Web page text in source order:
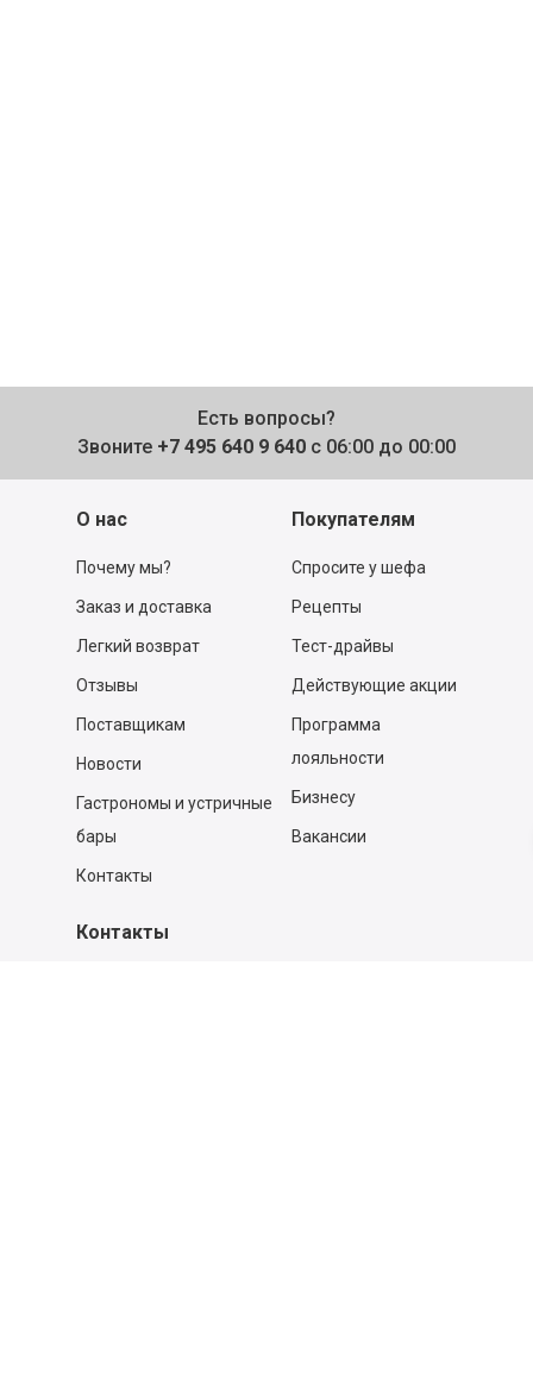
Есть вопросы?
Звоните +7 495 640 9 640 с 06:00 до 00:00
О нас
Почему мы?
Заказ и доставка
Легкий возврат
Отзывы
Поставщикам
Новости
Гастрономы и устричные
бары
Контакты
Покупателям
Спросите у шефа
Рецепты
Тест-драйвы
Действующие акции
Программа
лояльности
Бизнесу
Вакансии
Контакты